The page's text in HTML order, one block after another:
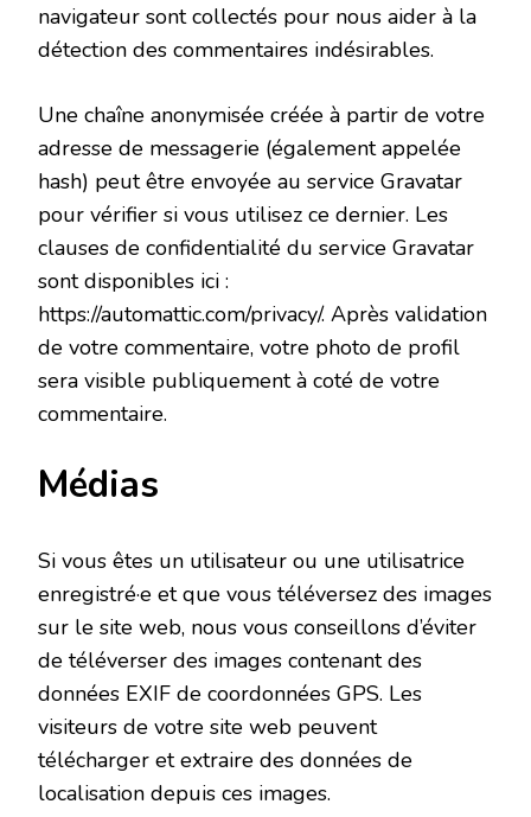
navigateur sont collectés pour nous aider à la
détection des commentaires indésirables.
Une chaîne anonymisée créée à partir de votre
adresse de messagerie (également appelée
hash) peut être envoyée au service Gravatar
pour vérifier si vous utilisez ce dernier. Les
clauses de confidentialité du service Gravatar
sont disponibles ici :
https://automattic.com/privacy/. Après validation
de votre commentaire, votre photo de profil
sera visible publiquement à coté de votre
commentaire.
Médias
Si vous êtes un utilisateur ou une utilisatrice
enregistré·e et que vous téléversez des images
sur le site web, nous vous conseillons d’éviter
de téléverser des images contenant des
données EXIF de coordonnées GPS. Les
visiteurs de votre site web peuvent
télécharger et extraire des données de
localisation depuis ces images.